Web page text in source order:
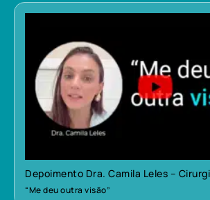
Depoimento Dra. Camila Leles –
“Me deu outra visão”